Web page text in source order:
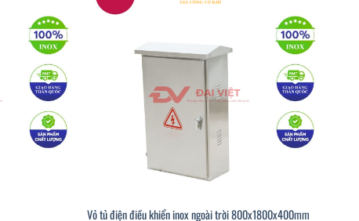
Vỏ tủ điện điều khiển inox ngoài trời 800x1800x400mm